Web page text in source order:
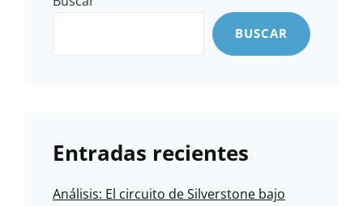
BUSCAR
Entradas recientes
Análisis: El circuito de Silverstone bajo